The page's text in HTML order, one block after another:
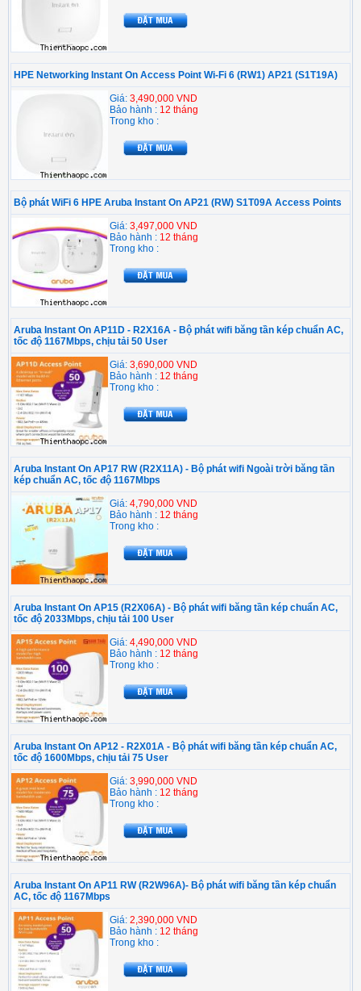
HPE Networking Instant On Access Point Wi-Fi 6 (RW1) AP21 (S1T19A)
Giá: 3,490,000 VND
Bảo hành : 12 tháng
Trong kho :
Bộ phát WiFi 6 HPE Aruba Instant On AP21 (RW) S1T09A Access Points
Giá: 3,497,000 VND
Bảo hành : 12 tháng
Trong kho :
Aruba Instant On AP11D - R2X16A - Bộ phát wifi băng tần kép chuẩn AC,
tốc độ 1167Mbps, chịu tải 50 User
Giá: 3,690,000 VND
Bảo hành : 12 tháng
Trong kho :
Aruba Instant On AP17 RW (R2X11A) - Bộ phát wifi Ngoài trời băng tần
kép chuẩn AC, tốc độ 1167Mbps
Giá: 4,790,000 VND
Bảo hành : 12 tháng
Trong kho :
Aruba Instant On AP15 (R2X06A) - Bộ phát wifi băng tần kép chuẩn AC,
tốc độ 2033Mbps, chịu tải 100 User
Giá: 4,490,000 VND
Bảo hành : 12 tháng
Trong kho :
Aruba Instant On AP12 - R2X01A - Bộ phát wifi băng tần kép chuẩn AC,
tốc độ 1600Mbps, chịu tải 75 User
Giá: 3,990,000 VND
Bảo hành : 12 tháng
Trong kho :
Aruba Instant On AP11 RW (R2W96A)- Bộ phát wifi băng tần kép chuẩn
AC, tốc độ 1167Mbps
Giá: 2,390,000 VND
Bảo hành : 12 tháng
Trong kho :